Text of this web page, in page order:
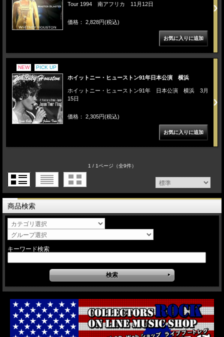
Tour 1994 南アフリカ 11月12日
価格： 2,828円(税込)
NEW PICK UP
ホイットニー・ヒューストン91年日本公演 横浜
ホイットニー・ヒューストン91年 日本公演 横浜 3月
15日
価格： 2,305円(税込)
1 / 1ページ（全9件）
商品検索
キーワード検索